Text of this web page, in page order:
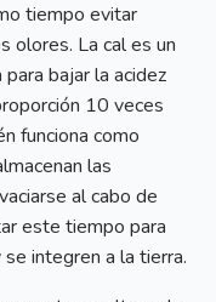
tiempo evitar
olores. La cal es un
bajar la acidez
10 veces
funciona como
las
al cabo de
este tiempo para
integren a la tierra.